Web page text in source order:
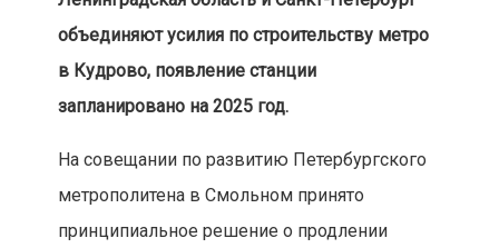
объединяют усилия по строительству метро
в Кудрово, появление станции
запланировано на 2025 год.
На совещании по развитию Петербургского
метрополитена в Смольном принято
принципиальное решение о продлении